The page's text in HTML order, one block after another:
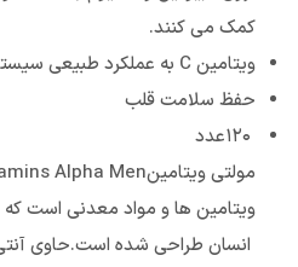
کمک می کنند.
ویتامین C به عملکرد طبیعی سیستم ایمنی کمک می کند.
حفظ سلامت قلب
ویتامین ها و مواد معدنی است